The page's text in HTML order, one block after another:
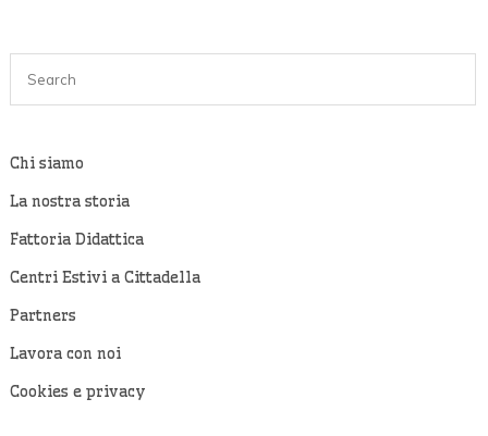
Chi siamo
La nostra storia
Fattoria Didattica
Centri Estivi a Cittadella
Partners
Lavora con noi
Cookies e privacy